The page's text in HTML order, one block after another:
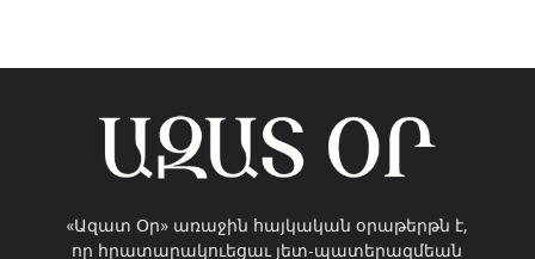
«Ազատ Օր» առաջին հայկական օրաթերթն է,
որ հրատարակուեցաւ յետ-պատերազմեան